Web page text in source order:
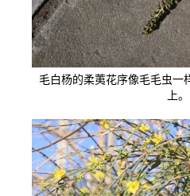
毛白杨的柔荑花序像毛毛虫一
上。